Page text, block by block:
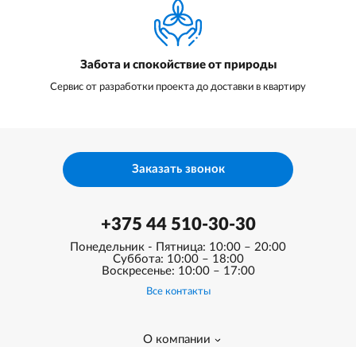
Забота и спокойствие от природы
Сервис от разработки проекта до доставки в квартиру
+375 44 510-30-30
Понедельник - Пятница: 10:00 – 20:00
Суббота: 10:00 – 18:00
Воскресенье: 10:00 – 17:00
Все контакты
О компании
Заказать звонок